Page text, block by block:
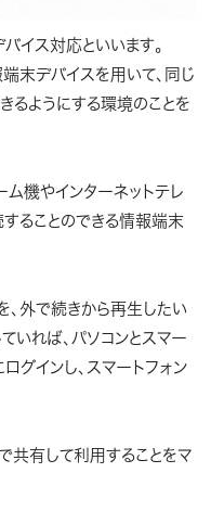
イス対応といいます。
末デバイスを用いて、同じ
るようにする環境のことを
ム機やインターネットテレ
することのできる情報端末
、外で続きから再生したい
いれば、パソコンとスマー
グインし、スマートフォン
共有して利用することをマ